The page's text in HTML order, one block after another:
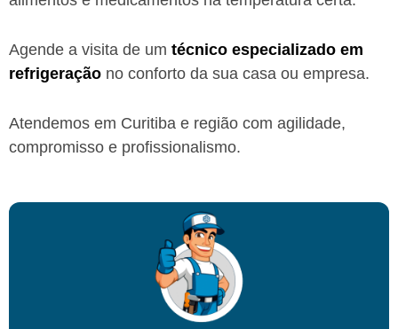
Agende a visita de um técnico especializado em
refrigeração no conforto da sua casa ou empresa.
Atendemos em Curitiba e região com agilidade,
compromisso e profissionalismo.